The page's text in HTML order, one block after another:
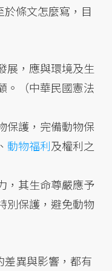
條文怎麼寫，目
展，應與環境及生
。（中華民國憲法
保護，完備動物保
動物福利及權利之
，其生命尊嚴應予
別保護，避免動物
異與影響，都有